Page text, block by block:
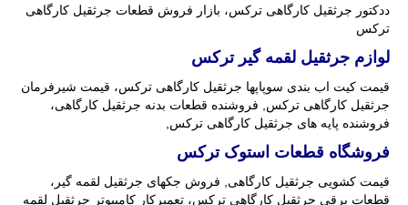
ددکتور جرثقیل کارگاهی ترکس، بازار فروش قطعات جرثقیل کارگاهی
ترکس
لوازم جرثقیل لقمه گیر ترکس
قیمت کیت اب بندی سوپاپها جرثقیل کارگاهی ترکس، قیمت شیرفرمان
جرثقیل کارگاهی ترکس, فروشنده قطعات بدنه جرثقیل کارگاهی،
فروشنده پایه های جرثقیل کارگاهی ترکس,
فروشگاه قطعات استوک ترکس
قیمت کشویی جرثقیل کارگاهی, فروش جکهای جرثقیل لقمه گیر،
قطعات برقی جرثقیل کارگاهی ترکس، تعمیرکار کامپیوتر جرثقیل لقمه